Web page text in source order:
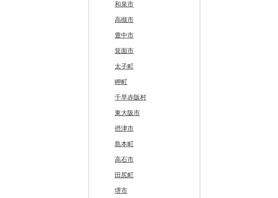
比布町
鶴居村
釧路市
苫前町
当別町
占冠村
上士幌町
平取町
七飯町
北見市
登別市
訓子府町
室蘭市
青森県（県庁）
三沢市
西目屋村
南三陸町
仙台市
大河原町
角田市
涌谷町
東松島市
高畠町
山形市
三川町
大江町
米沢市
葛尾村
三島町
桑折町
矢吹町
国見町
檜枝岐村
喜多方市
南相馬市
会津若松市
大熊町
浅川町
相馬市
中島村
桜川市
石岡市
茨城県（県庁）
坂東市
小美玉市
日立市
大子町
鹿嶋市
阿見町
那珂市
筑西市
八千代町
古河市
群馬県（県庁）
大泉町
長野原町
中之条町
入間市
志木市
北本市
桶川市
加須市
三郷市
八潮市
越生町
さいたま市
鴻巣市
嵐山町
越谷市
小川町
茂原市
野田市
山武市
鴨川市
印西市
神崎町
船橋市
千葉市
白井市
成田市
富津市
浦安市
松戸市
千代田区
新宿区
江東区
青梅市
国立市
品川区
福生市
小平市
文京区
大田区
豊島区
西東京市
羽村市
川崎市
厚木市
海老名市
相模原市
座間市
二宮町
木曽町
箕輪町
駒ヶ根市
王滝村
千曲市
辰野町
茅野市
喬木村
阿智村
小川村
宮田村
飯綱町
栄村
七宗町
笠松町
東白川村
土岐市
岐阜県（県庁）
下呂市
多治見市
垂井町
恵那市
白川町
各務原市
美濃市
揖斐川町
富士市
御前崎市
東伊豆町
西伊豆町
清水町
南伊豆町
松崎町
湖西市
磐田市
三島市
静岡県（県庁）
牧之原市
菊川市
春日井市
瀬戸市
大府市
半田市
あま市
岩倉市
小牧市
愛西市
長久手市
豊川市
尾張旭市
稲沢市
知立市
向日市
和泉市
高槻市
豊中市
箕面市
太子町
岬町
千早赤阪村
東大阪市
摂津市
島本町
高石市
田尻町
堺市